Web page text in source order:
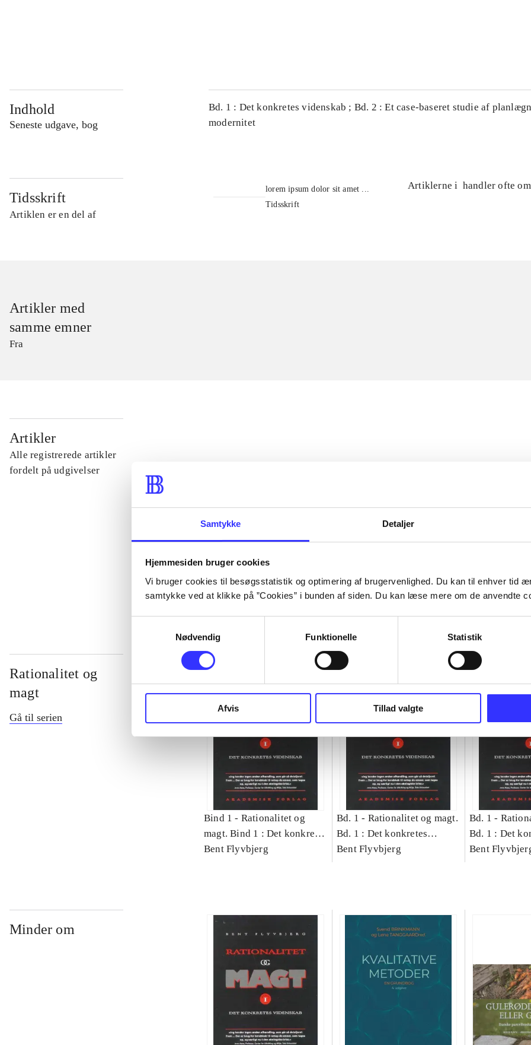
Samtykke Detaljer
Hjemmesiden bruger cookies
Vi bruger cookies til besøgsstatistik og optimering af brugervenlighed. Du kan til enhver tid
samtykke ved at klikke på ”Cookies” i bunden af siden. Du kan læse mere om de anvendte
Nødvendig
Funktionelle Statistik
Afvis Tillad valgte
Indhold
Seneste udgave, bog
Bd. 1 : Det konkretes videnskab ; Bd. 2 : Et case-baseret studie af
modernitet
Tidsskrift
Artiklen er en del af
lorem ipsum dolor sit amet ...
Tidsskrift
Artiklerne i handler ofte om
Artikler med
samme emner
Fra
Artikler
Alle registrerede artikler
fordelt på udgivelser
...
...
...
Rationalitet og
magt
Gå til serien
Bind 1 - Rationalitet og
magt. Bind 1 : Det konkretes
videnskab
Bent Flyvbjerg
Bd. 1 - Rationalitet og magt.
Bd. 1 : Det konkretes
videnskab
Bent Flyvbjerg
Bd. 1 -
Bd. 1 : Det
videnskab
Bent
Minder om